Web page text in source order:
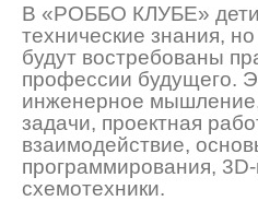
В «РОББО КЛУБЕ»
технические знания,
будут востребованы
профессии будущего.
инженерное
задачи, проектная
взаимодействие,
программирования,
схемотехники.